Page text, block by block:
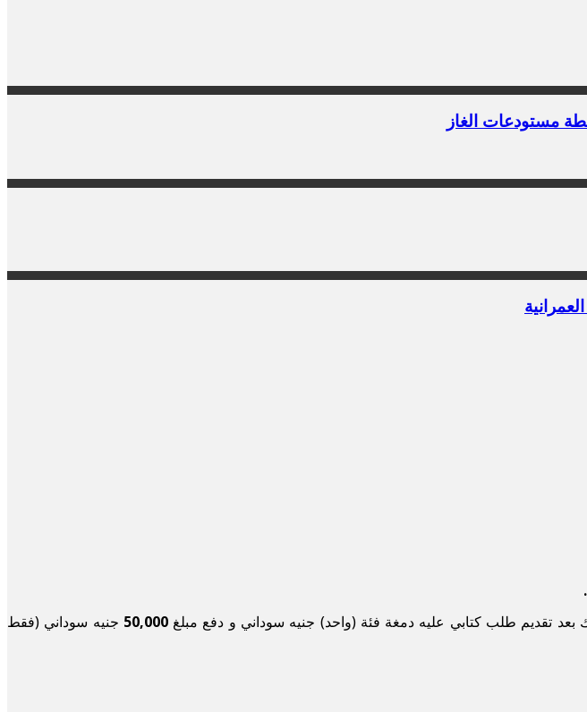
مستودعات الغاز
بعد تقديم طلب كتابي عليه دمغة فئة (واحد) جنيه سوداني و دفع مبلغ50,000 جنيه سوداني (فقط